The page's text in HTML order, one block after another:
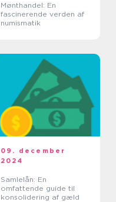
Mønthandel: En
fascinerende verden af
numismatik
09. december
2024
Samlelån: En
omfattende guide til
konsolidering af gæld